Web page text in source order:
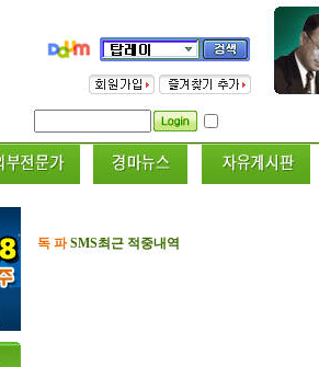
독 파 SMS최근 적중내역